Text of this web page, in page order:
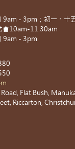
9am - 3pm；初一、十
會10am-11.30am
9am - 3pm
Flat Bush,
Riccarton,